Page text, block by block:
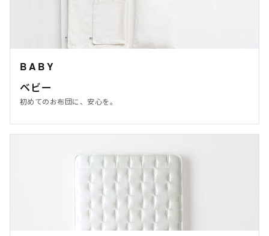
BABY
ベビー
初めてのお布団に、安心を。